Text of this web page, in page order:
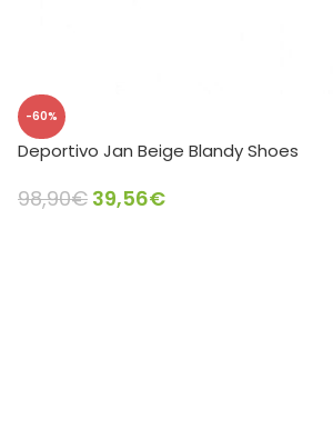
-60%
Deportivo Jan Beige Blandy Shoes
98,90€ 39,56€